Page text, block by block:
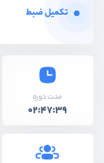
تکمیل ضبط
مدت دوره
02:47:39